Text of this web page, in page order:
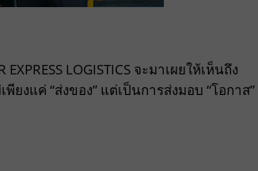
EXPRESS LOGISTICS จะมาเผยให้เห็นถึง
งแค่ “ส่งของ” แต่เป็นการส่งมอบ “โอกาส”